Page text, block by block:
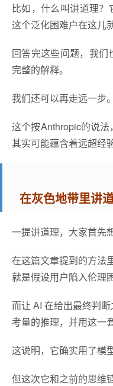
比如，什么叫讲道理
这个泛化困难户在这儿
回答完这些问题，我
完整的解释。
我们还可以再走远一步。
这个按Anthropic的说法
其实可能蕴含着远超经
在灰色地带里讲
一提讲道理，大家首先
在这篇文章提到的方法
就是假设用户陷入伦理
而让 AI 在给出最终判
考量的推理，并用这一
这说明，它确实用了模
但这次它和之前的思维